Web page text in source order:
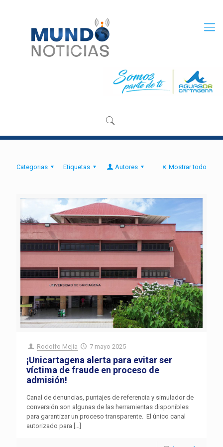
Categorias Etiquetas Autores Mostrar todo
Rodolfo Mejia 7 mayo 2025
¡Unicartagena alerta para evitar ser
víctima de fraude en proceso de
admisión!
Canal de denuncias, puntajes de referencia y simulador de
conversión son algunas de las herramientas disponibles
para garantizar un proceso transparente. El único canal
autorizado para